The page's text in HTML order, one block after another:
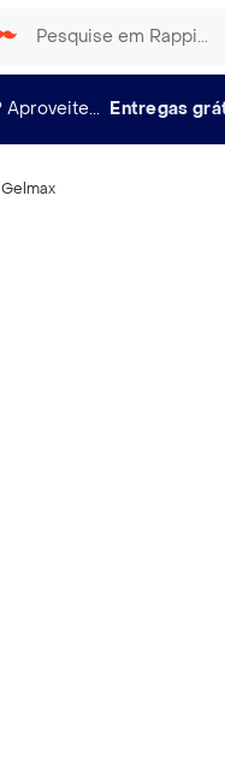
Aproveite... Entregas
Gelmax